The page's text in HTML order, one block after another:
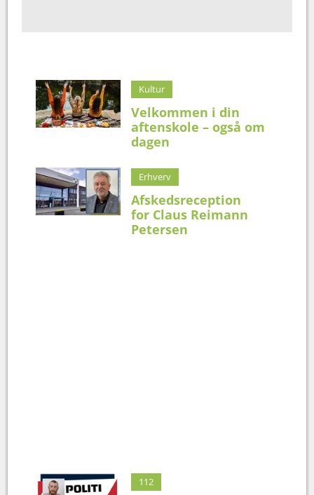
Kultur
Velkommen i din
aftenskole – også om
dagen
Erhverv
Afskedsreception
for Claus Reimann
Petersen
112